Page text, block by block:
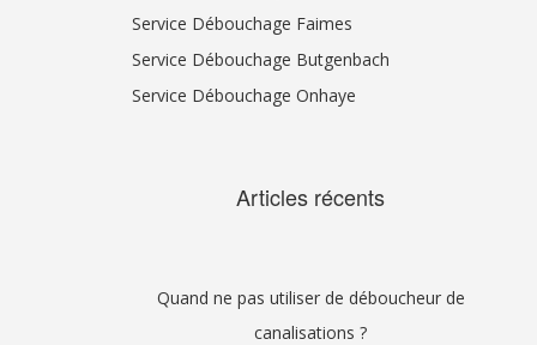
Service Débouchage Faimes
Service Débouchage Butgenbach
Service Débouchage Onhaye
Articles récents
Quand ne pas utiliser de déboucheur de
canalisations ?